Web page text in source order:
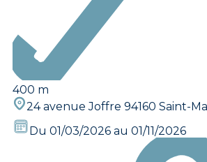
400 m
24 avenue Joffre 94160 Saint-
Du 01/03/2026 au 01/11/2026